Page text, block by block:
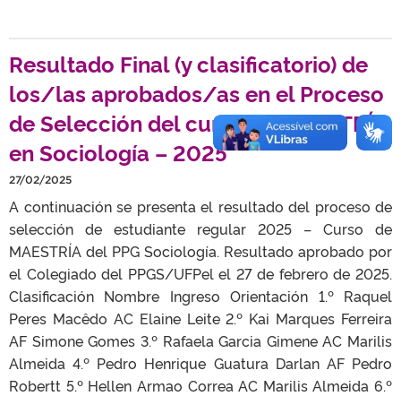
Resultado Final (y clasificatorio) de
los/las aprobados/as en el Proceso
de Selección del curso de MAESTRÍA
en Sociología – 2025
27/02/2025
A continuación se presenta el resultado del proceso de
selección de estudiante regular 2025 – Curso de
MAESTRÍA del PPG Sociología. Resultado aprobado por
el Colegiado del PPGS/UFPel el 27 de febrero de 2025.
Clasificación Nombre Ingreso Orientación 1.º Raquel
Peres Macêdo AC Elaine Leite 2.º Kai Marques Ferreira
AF Simone Gomes 3.º Rafaela Garcia Gimene AC Marilis
Almeida 4.º Pedro Henrique Guatura Darlan AF Pedro
Robertt 5.º Hellen Armao Correa AC Marilis Almeida 6.º